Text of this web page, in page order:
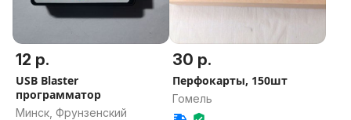
12 р.
USB Blaster
программатор
Минск, Фрунзенский
30 р.
Перфокарты, 150шт
Гомель